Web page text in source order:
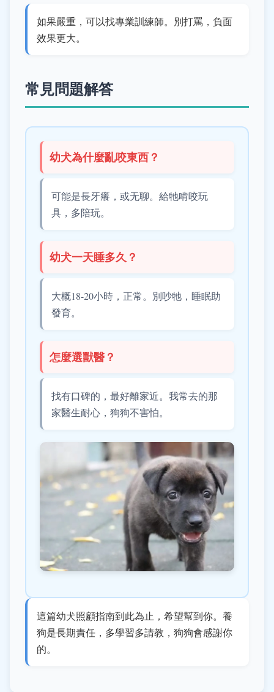
如果嚴重，可以找專業訓練師。別打罵，負面
效果更大。
常見問題解答
幼犬為什麼亂咬東西？
可能是長牙癢，或无聊。給牠啃咬玩
具，多陪玩。
幼犬一天睡多久？
大概18-20小時，正常。別吵牠，睡眠助
發育。
怎麼選獸醫？
找有口碑的，最好離家近。我常去的那
家醫生耐心，狗狗不害怕。
這篇幼犬照顧指南到此為止，希望幫到你。養
狗是長期責任，多學習多請教，狗狗會感謝你
的。